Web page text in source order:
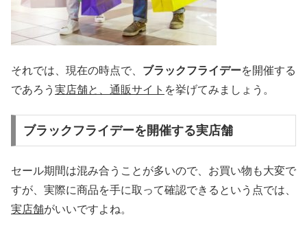
それでは、現在の時点で、 ブラックフライデーを開催する
であろう 実店舗と、通販サイト を挙げてみましょう。
ブラックフライデーを開催する実店舗
セール期間は混み合うことが多いので、お買い物も大変で
すが、実際に商品を手に取って確認できるという点では、
実店舗がいいですよね。